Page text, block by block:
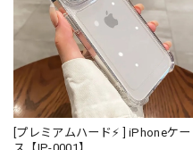
[プレミアムハード⚡️ ] iPhoneケー
ス【IP-0001】